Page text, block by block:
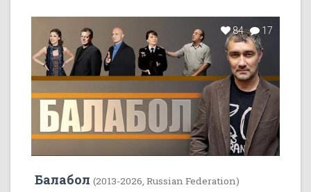
84 17
Балабол (2013-2026, Russian Federation)